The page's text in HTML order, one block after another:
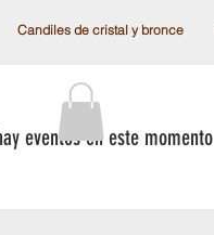
Candiles de cristal y bronce
eventos en este momento